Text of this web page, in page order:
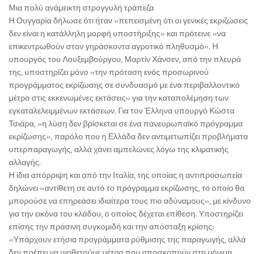
Μια πολύ ανάμεικτη στρογγυλή τράπεζα
Η Ουγγαρία δήλωσε ότι ήταν «πεπεισμένη ότι οι γενικές εκριζώσεις
δεν είναι η κατάλληλη μορφή υποστήριξης» και πρότεινε «να
επικεντρωθούν στον γηράσκοντα αγροτικό πληθυσμό». Η
υπουργός του Λουξεμβούργου, Μαρτίν Χάνσεν, από την πλευρά
της, υποστηρίζει μόνο «την πρόταση ενός προσωρινού
προγράμματος εκρίζωσης σε συνδυασμό με ένα περιβαλλοντικό
μέτρο στις εκκενωμένες εκτάσεις» για την καταπολέμηση των
εγκαταλελειμμένων εκτάσεων. Για τον Έλληνα υπουργό Κώστα
Τσιάρα, «η λύση δεν βρίσκεται σε ένα πανευρωπαϊκό πρόγραμμα
εκρίζωσης», παρόλο που η Ελλάδα δεν αντιμετωπίζει προβλήματα
υπερπαραγωγής, αλλά χάνει αμπελώνες λόγω της κλιματικής
αλλαγής.
Η ίδια απόρριψη και από την Ιταλία, της οποίας η αντιπροσωπεία
δηλώνει «αντίθετη σε αυτό το πρόγραμμα εκρίζωσης, το οποίο θα
μπορούσε να επηρεάσει ιδιαίτερα τους πιο αδύναμους», με κίνδυνο
για την εικόνα του κλάδου, ο οποίος δέχεται επίθεση. Υποστηρίζει
επίσης την πράσινη συγκομιδή και την απόσταξη κρίσης:
«Υπάρχουν ετήσια προγράμματα ρύθμισης της παραγωγής, αλλά